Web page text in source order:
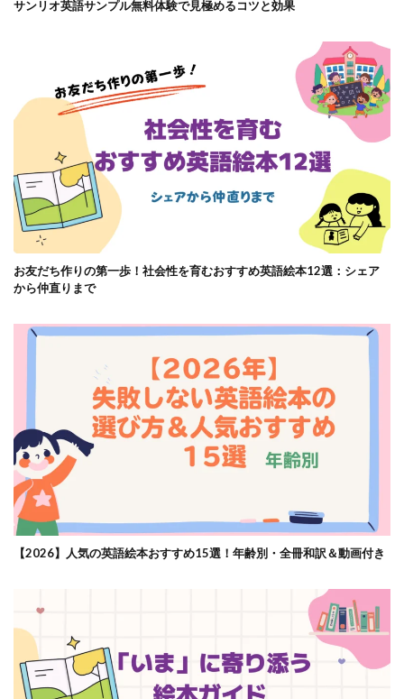
サンリオ英語サンプル無料体験で見極めるコツと効果
お友だち作りの第一歩！社会性を育むおすすめ英語絵本12選：シェア
から仲直りまで
【2026】人気の英語絵本おすすめ15選！年齢別・全冊和訳＆動画付き